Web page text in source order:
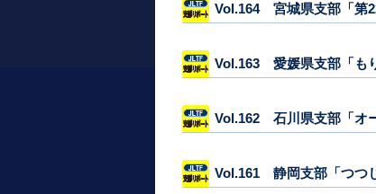
Vol.164 宮城県支部「第
Vol.163 愛媛県支部「も
Vol.162 石川県支部「オ
Vol.161 静岡支部「つつ